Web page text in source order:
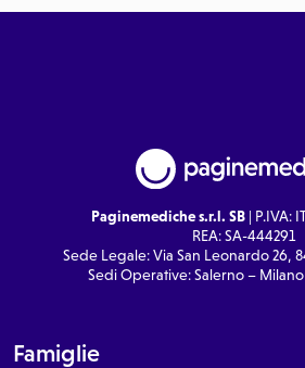
Paginemediche s.r.l. SB| P.IVA:
REA: SA-444291
Sede Legale: Via San Leonardo 26,
Sedi Operative: Salerno –
Famiglie